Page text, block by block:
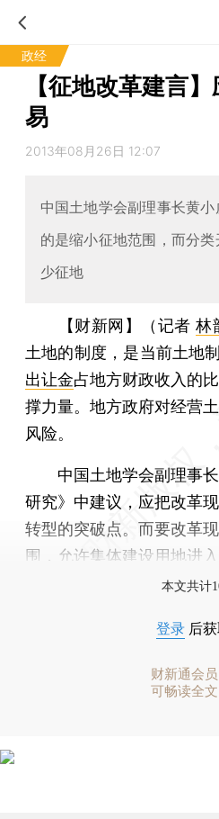
政经
【征地改革建言
易
2013年08月26日 12:07
中国土地学会副理事长黄
的是缩小征地范围，而分
少征地
【财新网】（记者林
土地的制度，是当前土地
出让金占地方财政收入的
撑力量。地方政府对经营
风险。
中国土地学会副理事长
研究》中建议，应把改革
转型的突破点。而要改革
围，允许集体建设用地进入
本文共计
登录 后
财新通会员
可畅读全文